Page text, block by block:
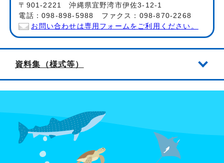
〒901-2221 沖縄県宜野湾市伊佐3-12-1
電話：098-898-5988 ファクス：098-870-2268
お問い合わせは専用フォームをご利用ください。
資料集（様式等）